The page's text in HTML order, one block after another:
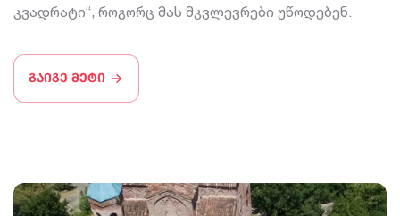
კვადრატი“, როგორც მას მკვლევრები უწოდებენ.
გაიგე მეტი